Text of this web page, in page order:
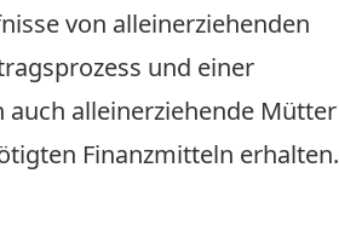
von alleinerziehenden
und einer
alleinerziehende Mütter
Finanzmitteln erhalten.